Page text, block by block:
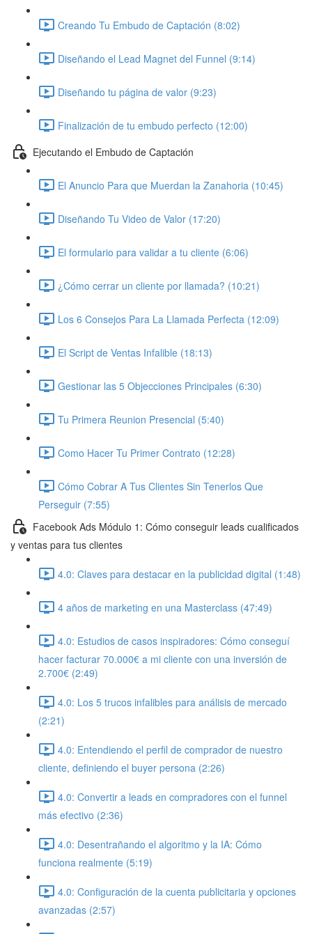
Creando Tu Embudo de Captación (8:02)
Diseñando el Lead Magnet del Funnel (9:14)
Diseñando tu página de valor (9:23)
Finalización de tu embudo perfecto (12:00)
Ejecutando el Embudo de Captación
El Anuncio Para que Muerdan la Zanahoria (10:45)
Diseñando Tu Video de Valor (17:20)
El formulario para validar a tu cliente (6:06)
¿Cómo cerrar un cliente por llamada? (10:21)
Los 6 Consejos Para La Llamada Perfecta (12:09)
El Script de Ventas Infalible (18:13)
Gestionar las 5 Objecciones Principales (6:30)
Tu Primera Reunion Presencial (5:40)
Como Hacer Tu Primer Contrato (12:28)
Cómo Cobrar A Tus Clientes Sin Tenerlos Que
Perseguir (7:55)
Facebook Ads Módulo 1: Cómo conseguir leads cualificados
y ventas para tus clientes
4.0: Claves para destacar en la publicidad digital (1:48)
4 años de marketing en una Masterclass (47:49)
4.0: Estudios de casos inspiradores: Cómo conseguí
hacer facturar 70.000€ a mi cliente con una inversión de
2.700€ (2:49)
4.0: Los 5 trucos infalibles para análisis de mercado
(2:21)
4.0: Entendiendo el perfil de comprador de nuestro
cliente, definiendo el buyer persona (2:26)
4.0: Convertir a leads en compradores con el funnel
más efectivo (2:36)
4.0: Desentrañando el algoritmo y la IA: Cómo
funciona realmente (5:19)
4.0: Configuración de la cuenta publicitaria y opciones
avanzadas (2:57)